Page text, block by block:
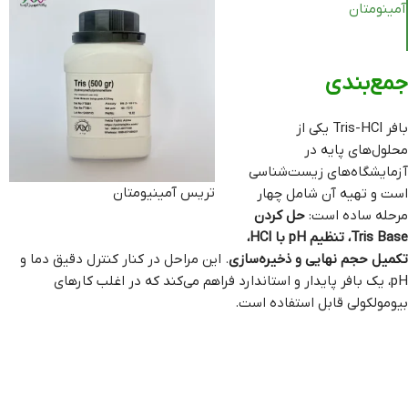
تریس آمینیومتان
آمینومتان
جمع‌بندی
بافر Tris-HCl یکی از
محلول‌های پایه در
آزمایشگاه‌های زیست‌شناسی
است و تهیه آن شامل چهار
مرحله ساده است: حل کردن
Tris Base، تنظیم pH با HCl،
تکمیل حجم نهایی و ذخیره‌سازی. این مراحل در کنار کنترل دقیق دما و
pH، یک بافر پایدار و استاندارد فراهم می‌کند که در اغلب کارهای
بیومولکولی قابل استفاده است.